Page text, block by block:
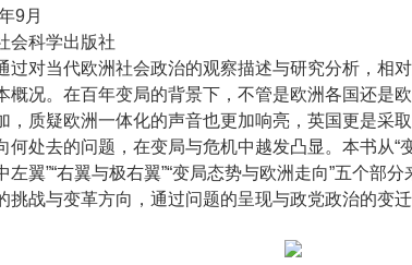
9月
会科学出版社
过对当代欧洲社会政治的观察描述与研究分析，相
概况。在百年变局的背景下，不管是欧洲各国还是
，质疑欧洲一体化的声音也更加响亮，英国更是采取
何处去的问题，在变局与危机中越发凸显。本书从“
左翼”“右翼与极右翼”“变局态势与欧洲走向”五个部
挑战与变革方向，通过问题的呈现与政党政治的变